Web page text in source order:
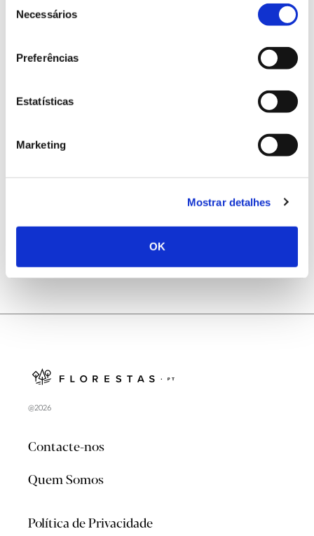
Necessários
Preferências
Estatísticas
Marketing
Mostrar detalhes
OK
Registar galhas de Trichi em acácia-das-espigas:
25.06.2026
Natureza e florestas procuram jovens voluntários
@2026
Contacte-nos
Quem Somos
Política de Privacidade